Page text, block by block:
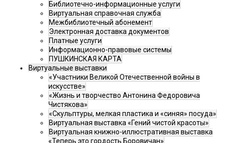
Библиотечно-информационные услуги
Виртуальная справочная служба
Межбиблиотечный абонемент
Электронная доставка документов
Платные услуги
Информационно-правовые системы
ПУШКИНСКАЯ КАРТА
Виртуальные выставки
«Участники Великой Отечественной войны в
искусстве»
«Жизнь и творчество Антонина Федоровича
Чистякова»
«Скульптуры, мелкая пластика и «синяя» посуда»
Виртуальная выставка «Гений чистой красоты»
Виртуальная книжно-иллюстративная выставка
«Теперь это гордость Боровичан»